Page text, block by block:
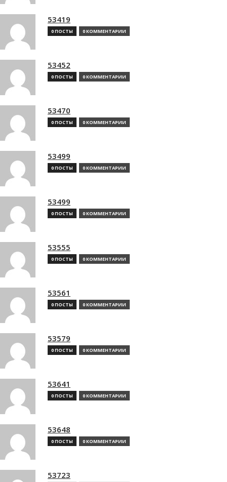
53419
0 ПОСТЫ 0 КОММЕНТАРИИ
53452
0 ПОСТЫ 0 КОММЕНТАРИИ
53470
0 ПОСТЫ 0 КОММЕНТАРИИ
53499
0 ПОСТЫ 0 КОММЕНТАРИИ
53499
0 ПОСТЫ 0 КОММЕНТАРИИ
53555
0 ПОСТЫ 0 КОММЕНТАРИИ
53561
0 ПОСТЫ 0 КОММЕНТАРИИ
53579
0 ПОСТЫ 0 КОММЕНТАРИИ
53641
0 ПОСТЫ 0 КОММЕНТАРИИ
53648
0 ПОСТЫ 0 КОММЕНТАРИИ
53723